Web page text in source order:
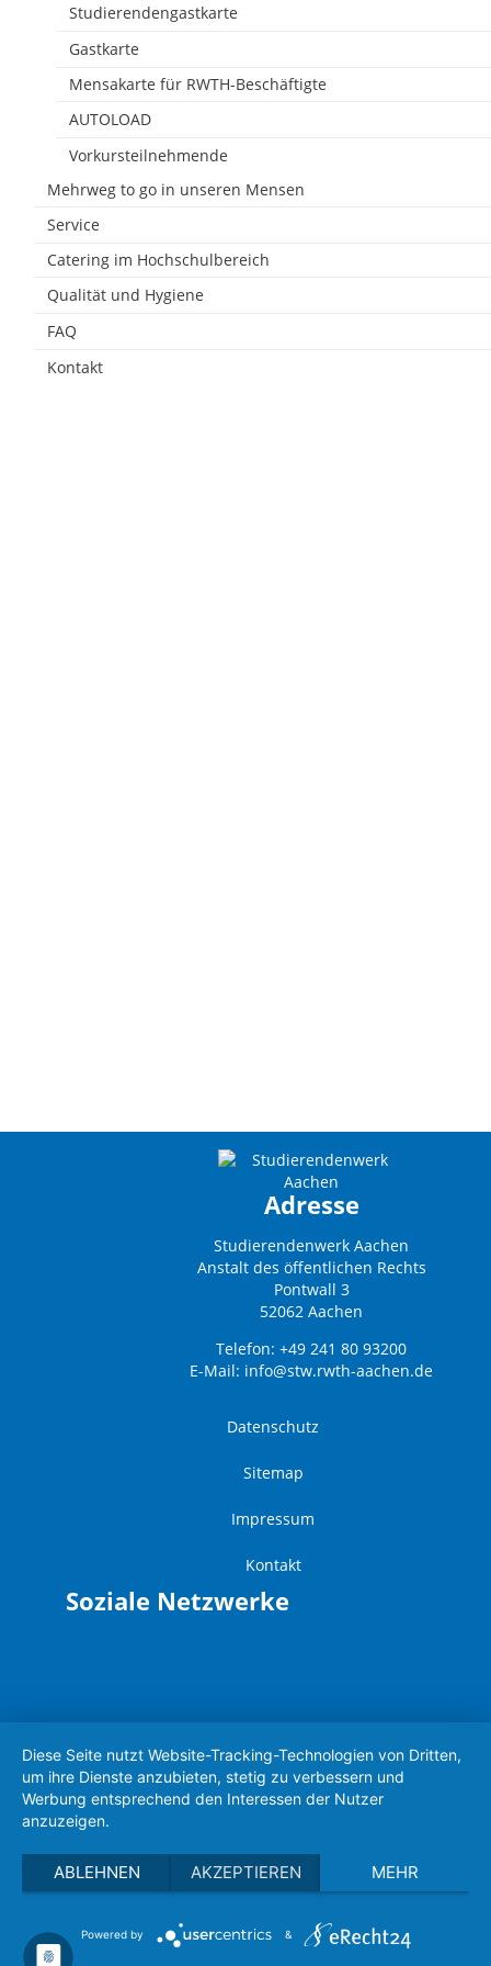
Studierendengastkarte
Gastkarte
Mensakarte für RWTH-Beschäftigte
AUTOLOAD
Vorkursteilnehmende
Mehrweg to go in unseren Mensen
Service
Catering im Hochschulbereich
Qualität und Hygiene
FAQ
Kontakt
Adresse
Studierendenwerk Aachen
Anstalt des öffentlichen Rechts
Pontwall 3
52062 Aachen
Telefon: +49 241 80 93200
E-Mail: info@stw.rwth-aachen.de
Datenschutz
Sitemap
Impressum
Kontakt
Soziale Netzwerke
Diese Seite nutzt Website-Tracking-Technologien von Dritten,
um ihre Dienste anzubieten, stetig zu verbessern und
Werbung entsprechend den Interessen der Nutzer
anzuzeigen.
ABLEHNEN AKZEPTIEREN MEHR
Powered by &